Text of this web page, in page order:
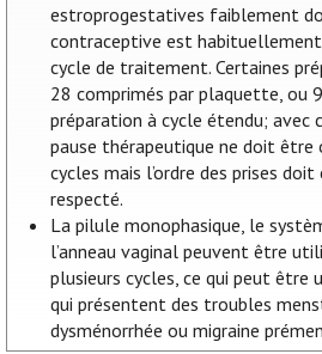
estroprogestatives faiblement
contraceptive est habituellement
cycle de traitement. Certaines
28 comprimés par plaquette, ou
préparation à cycle étendu; avec
pause thérapeutique ne doit être
cycles mais l’ordre des prises
respecté.
La pilule monophasique, le
l’anneau vaginal peuvent être
plusieurs cycles, ce qui peut être
qui présentent des troubles
dysménorrhée ou migraine